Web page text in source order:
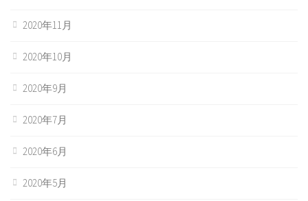
2020年11月
2020年10月
2020年9月
2020年7月
2020年6月
2020年5月